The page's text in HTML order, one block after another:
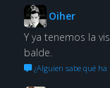
Oiher
Y ya tenemos la
balde.
¿Alguien sabe qué ha